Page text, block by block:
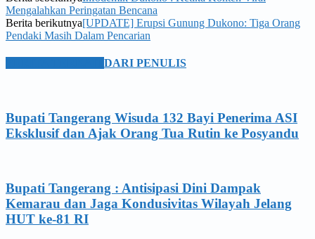
Mengalahkan Peringatan Bencana
Berita berikutnya[UPDATE] Erupsi Gunung Dukono: Tiga Orang
Pendaki Masih Dalam Pencarian
DARI PENULIS
Bupati Tangerang Wisuda 132 Bayi Penerima ASI
Eksklusif dan Ajak Orang Tua Rutin ke Posyandu
Bupati Tangerang : Antisipasi Dini Dampak
Kemarau dan Jaga Kondusivitas Wilayah Jelang
HUT ke-81 RI